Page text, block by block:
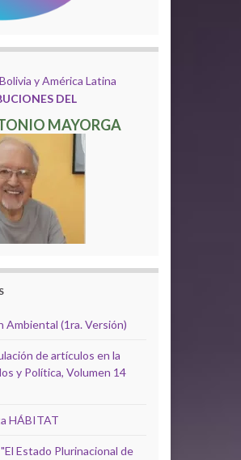
y América Latina
DEL
MAYORGA
Ambiental (1ra. Versión)
de artículos en la
y Política, Volumen 14
HÁBITAT
Estado Plurinacional de